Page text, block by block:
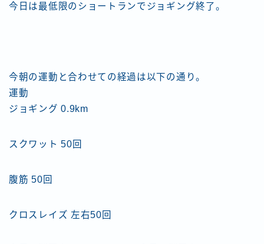
今日は最低限のショートランでジョギング終了。
今朝の運動と合わせての経過は以下の通り。
運動
ジョギング 0.9km
スクワット 50回
腹筋 50回
クロスレイズ 左右50回